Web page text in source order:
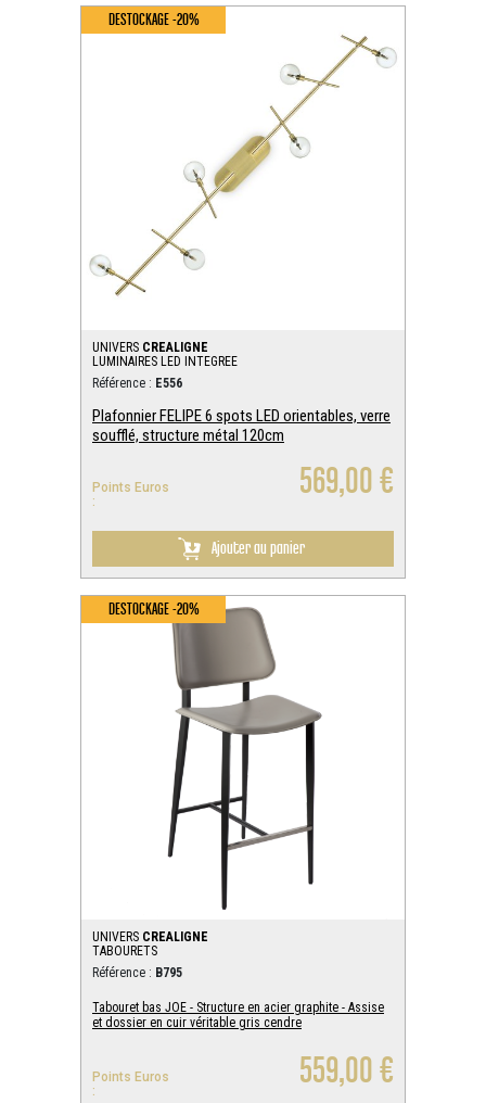
DESTOCKAGE -20%
UNIVERS CREALIGNE
LUMINAIRES LED INTEGREE
Référence : E556
Plafonnier FELIPE 6 spots LED orientables, verre
soufflé, structure métal 120cm
Points Euros
:
569,00 €
Ajouter au panier
DESTOCKAGE -20%
UNIVERS CREALIGNE
TABOURETS
Référence : B795
Tabouret bas JOE - Structure en acier graphite - Assise
et dossier en cuir véritable gris cendre
Points Euros
:
559,00 €